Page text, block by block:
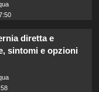
diretta e
sintomi e opzioni